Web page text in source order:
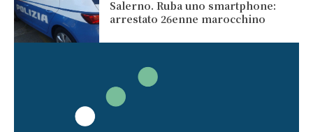
Salerno. Ruba uno smartphone:
arrestato 26enne marocchino